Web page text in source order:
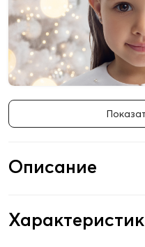
Описание